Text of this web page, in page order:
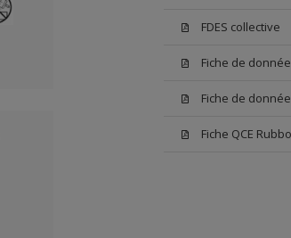
FDES collective
Fiche de
Fiche de
Fiche QCE